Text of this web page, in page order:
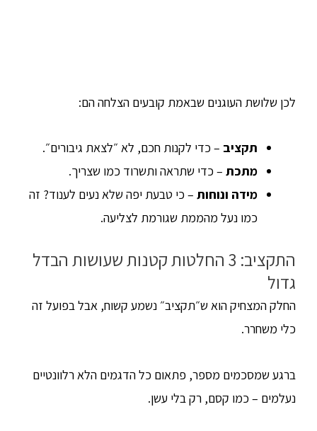
לכן שלושת העוגנים שבאמת קובעים הצלחה הם:
תקציב – כדי לקנות חכם, לא ״לצאת גיבורים״.
מתכת – כדי שתראה ותשרוד כמו שצריך.
מידה ונוחות – כי טבעת יפה שלא נעים לענוד? זה
כמו נעל מהממת שגורמת לצליעה.
התקציב: 3 החלטות קטנות שעושות הבדל
גדול
החלק המצחיק הוא ש״תקציב״ נשמע קשוח, אבל בפועל זה
כלי משחרר.
ברגע שמסכמים מספר, פתאום כל הדגמים הלא רלוונטיים
נעלמים – כמו קסם, רק בלי עשן.